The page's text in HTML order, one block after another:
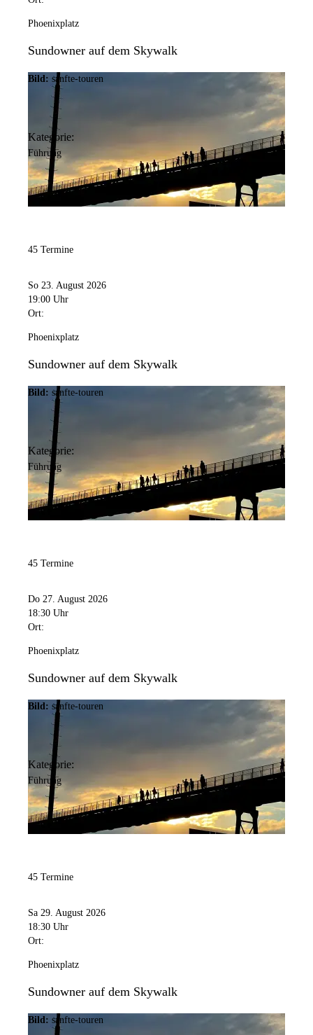
Phoenixplatz
Sundowner auf dem Skywalk
Bild: sanfte-touren
Kategorie:
Führung
45 Termine
So 23. August 2026
19:00 Uhr
Ort:
Phoenixplatz
Sundowner auf dem Skywalk
Bild: sanfte-touren
Kategorie:
Führung
45 Termine
Do 27. August 2026
18:30 Uhr
Ort:
Phoenixplatz
Sundowner auf dem Skywalk
Bild: sanfte-touren
Kategorie:
Führung
45 Termine
Sa 29. August 2026
18:30 Uhr
Ort:
Phoenixplatz
Sundowner auf dem Skywalk
Bild: sanfte-touren